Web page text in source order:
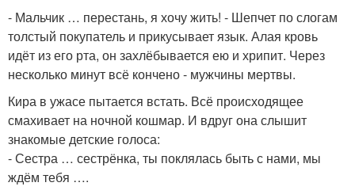
- Мальчик … перестань, я хочу жить! - Шепчет по слогам
толстый покупатель и прикусывает язык. Алая кровь
идёт из его рта, он захлёбывается ею и хрипит. Через
несколько минут всё кончено - мужчины мертвы.
Кира в ужасе пытается встать. Всё происходящее
смахивает на ночной кошмар. И вдруг она слышит
знакомые детские голоса:
- Сестра … сестрёнка, ты поклялась быть с нами, мы
ждём тебя ….